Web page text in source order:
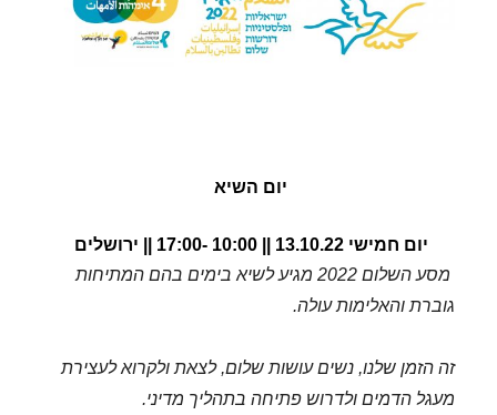
יום השיא
יום חמישי 13.10.22 || 10:00 -17:00 || ירושלים
מסע השלום 2022 מגיע לשיא בימים בהם המתיחות
גוברת והאלימות עולה.
זה הזמן שלנו, נשים עושות שלום, לצאת ולקרוא לעצירת
מעגל הדמים ולדרוש פתיחה בתהליך מדיני.